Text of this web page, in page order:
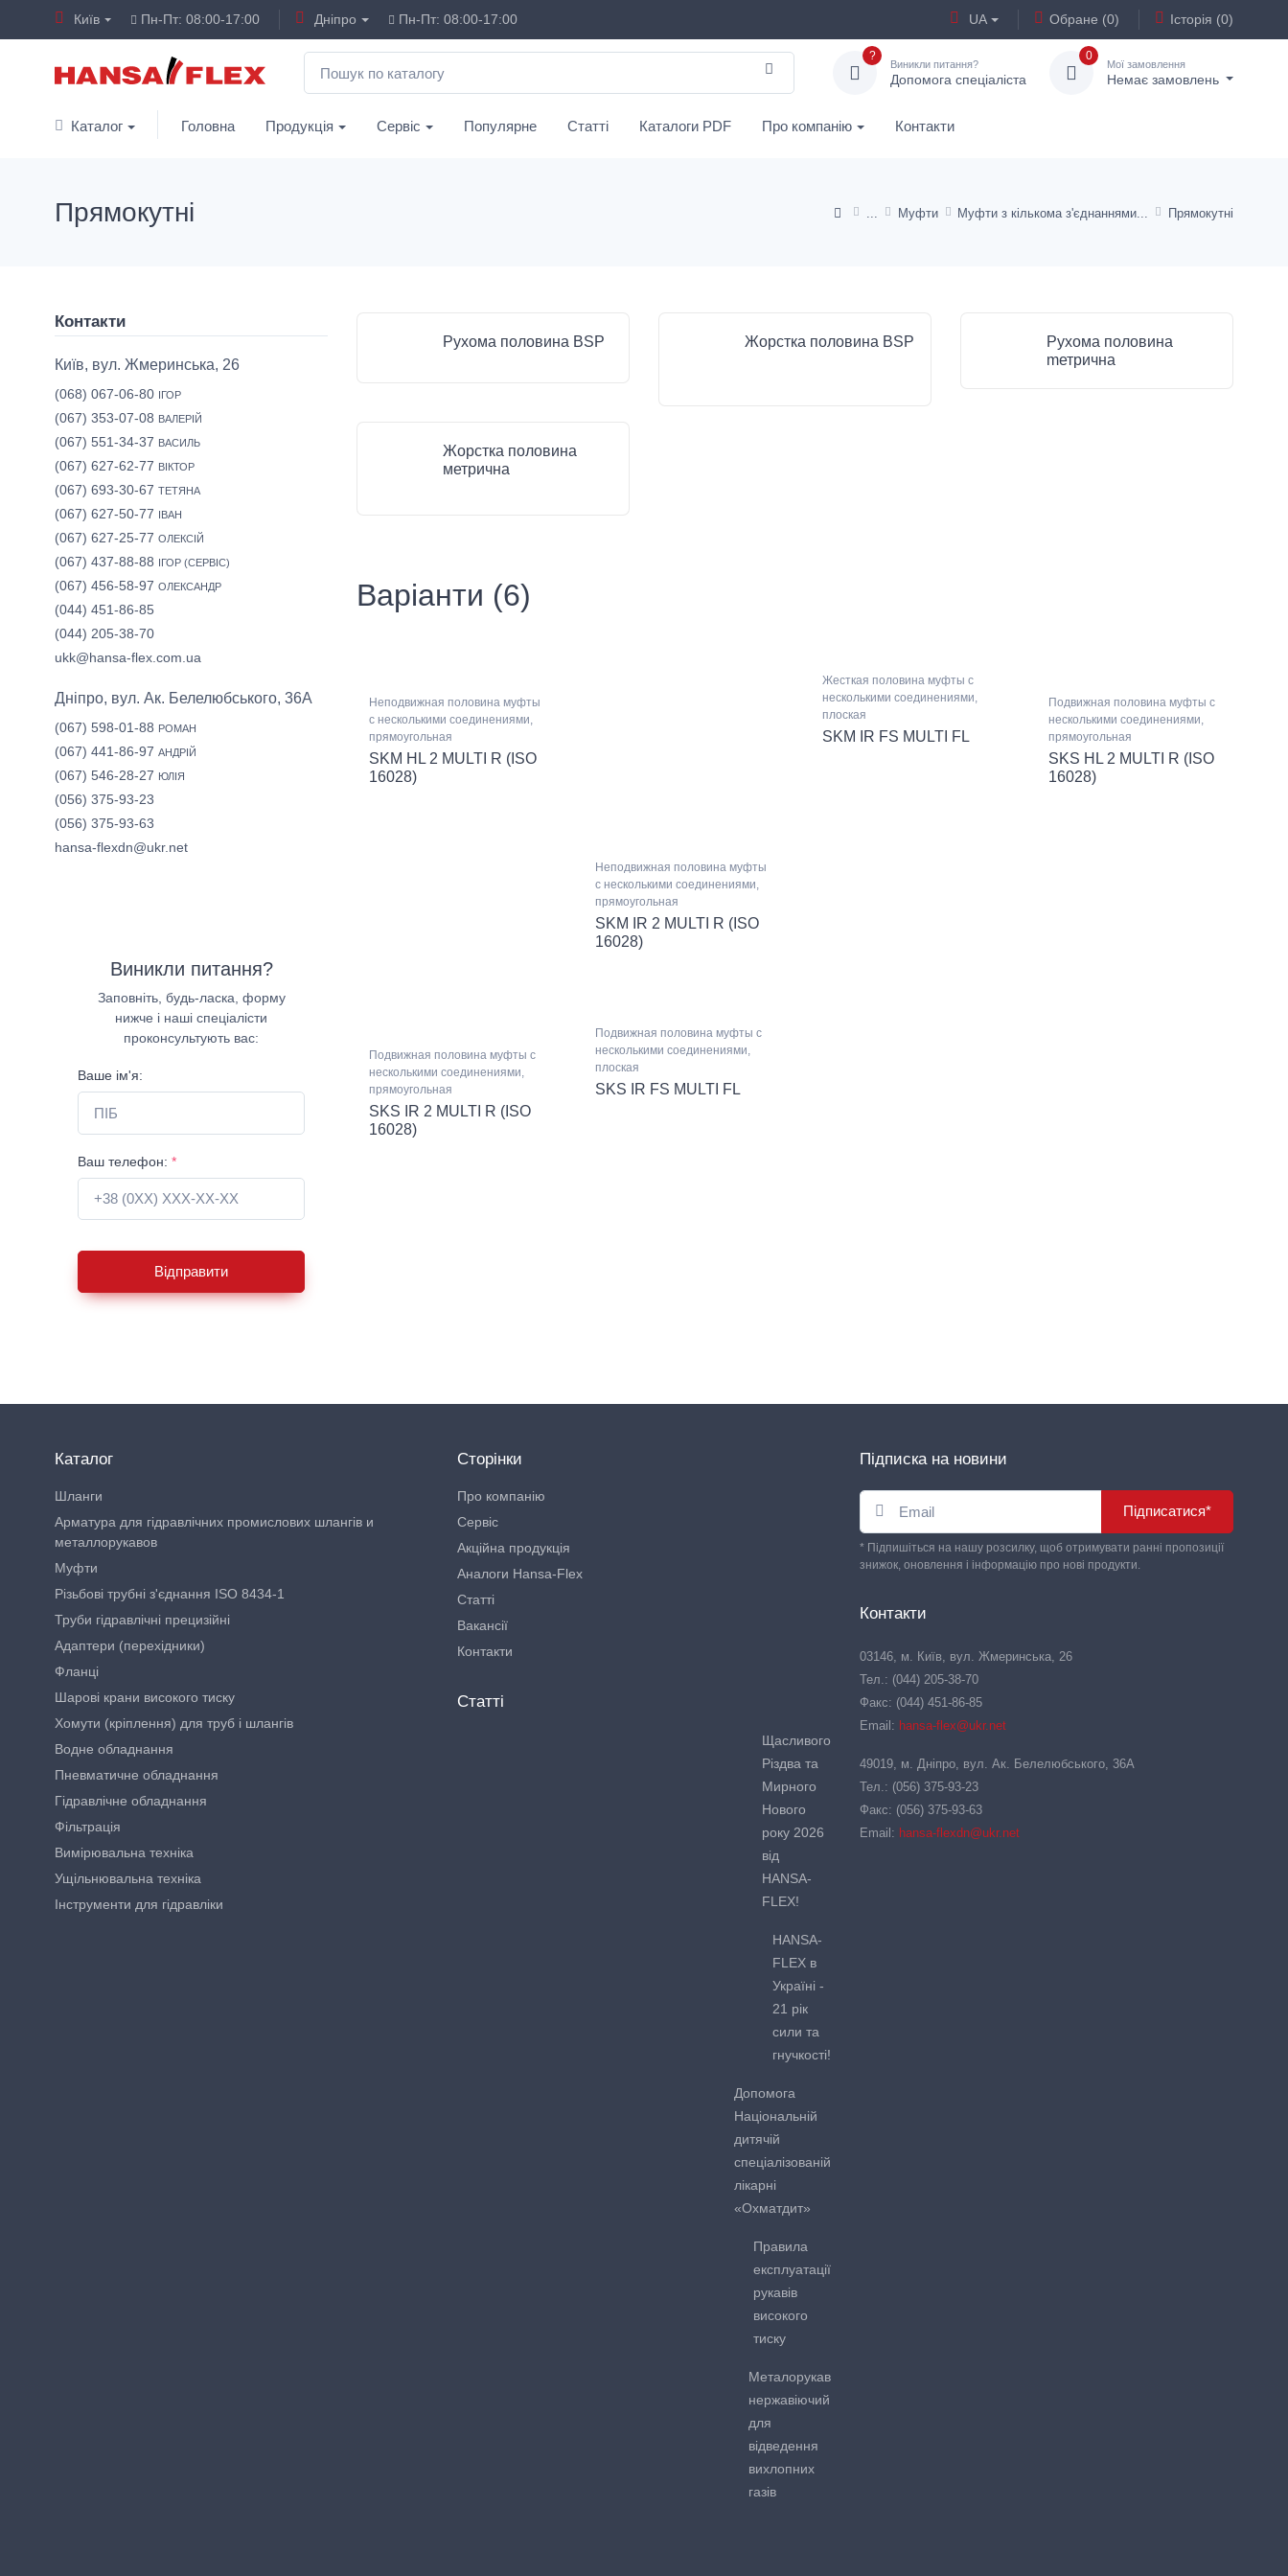
Київ Пн-Пт: 08:00-17:00 Дніпро Пн-Пт: 08:00-17:00 UA Обране (0) Історія (0)
?
Виникли питання?
Допомога спеціаліста
0
Мої замовлення
Немає замовлень
Каталог Головна Продукція Сервіс Популярне Статті Каталоги PDF Про компанію Контакти
Муфти Муфти з кількома з'єднаннями Прямокутні
Прямокутні
Рухома половина BSP Жорстка половина BSP
Рухома половина
mетрична
Жорстка половина
метрична
Варіанти (6)
Неподвижная половина муфты
с несколькими соединениями,
прямоугольная
SKM HL 2 MULTI R (ISO
16028)
Неподвижная половина муфты
с несколькими соединениями,
прямоугольная
SKM IR 2 MULTI R (ISO
16028)
Жесткая половина муфты с
несколькими соединениями,
плоская
SKM IR FS MULTI FL
Подвижная половина муфты с
несколькими соединениями,
прямоугольная
SKS HL 2 MULTI R (ISO
16028)
Подвижная половина муфты с
несколькими соединениями,
прямоугольная
SKS IR 2 MULTI R (ISO
16028)
Подвижная половина муфты с
несколькими соединениями,
плоская
SKS IR FS MULTI FL
Контакти
Київ, вул. Жмеринська, 26
(068) 067-06-80 ІГОР
(067) 353-07-08 ВАЛЕРІЙ
(067) 551-34-37 ВАСИЛЬ
(067) 627-62-77 ВІКТОР
(067) 693-30-67 ТЕТЯНА
(067) 627-50-77 ІВАН
(067) 627-25-77 ОЛЕКСІЙ
(067) 437-88-88 ІГОР (СЕРВІС)
(067) 456-58-97 ОЛЕКСАНДР
(044) 451-86-85
(044) 205-38-70
ukk@hansa-flex.com.ua
Дніпро, вул. Ак. Белелюбського, 36А
(067) 598-01-88 РОМАН
(067) 441-86-97 АНДРІЙ
(067) 546-28-27 ЮЛІЯ
(056) 375-93-23
(056) 375-93-63
hansa-flexdn@ukr.net
Виникли питання?
Заповніть, будь-ласка, форму
нижче і наші спеціалісти
проконсультують вас:
Ваше ім'я:
Ваш телефон: *
Відправити
Каталог
Шланги
Арматура для гідравлічних промислових шлангів и
металлорукавов
Муфти
Різьбові трубні з'єднання ISO 8434-1
Труби гідравлічні прецизійні
Адаптери (перехідники)
Фланці
Шарові крани високого тиску
Хомути (кріплення) для труб і шлангів
Водне обладнання
Пневматичне обладнання
Гідравлічне обладнання
Фільтрація
Вимірювальна техніка
Ущільнювальна техніка
Інструменти для гідравліки
Сторінки
Про компанію
Сервіс
Акційна продукція
Аналоги Hansa-Flex
Статті
Вакансії
Контакти
Статті
Щасливого
Різдва та
Мирного
Нового
року 2026
від
HANSA-
FLEX!
HANSA-
FLEX в
Україні -
21 рік
сили та
гнучкості!
Допомога
Національній
дитячій
спеціалізованій
лікарні
«Охматдит»
Правила
експлуатації
рукавів
високого
тиску
Металорукав
нержавіючий
для
відведення
вихлопних
газів
Підписка на новини
Підписатися*
* Підпишіться на нашу розсилку, щоб отримувати ранні пропозиції
знижок, оновлення і інформацію про нові продукти.
Контакти
03146, м. Київ, вул. Жмеринська, 26
Тел.: (044) 205-38-70
Факс: (044) 451-86-85
Email: hansa-flex@ukr.net
49019, м. Дніпро, вул. Ак. Белелюбського, 36А
Тел.: (056) 375-93-23
Факс: (056) 375-93-63
Email: hansa-flexdn@ukr.net